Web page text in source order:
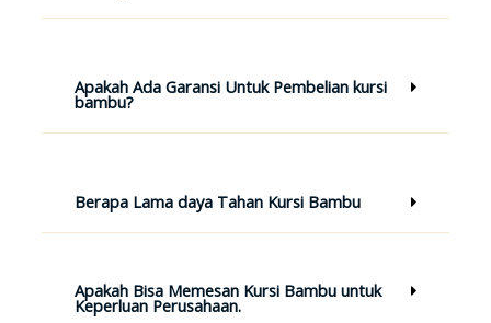
Apakah Ada Garansi Untuk Pembelian kursi
bambu?
Berapa Lama daya Tahan Kursi Bambu
Apakah Bisa Memesan Kursi Bambu untuk
Keperluan Perusahaan.